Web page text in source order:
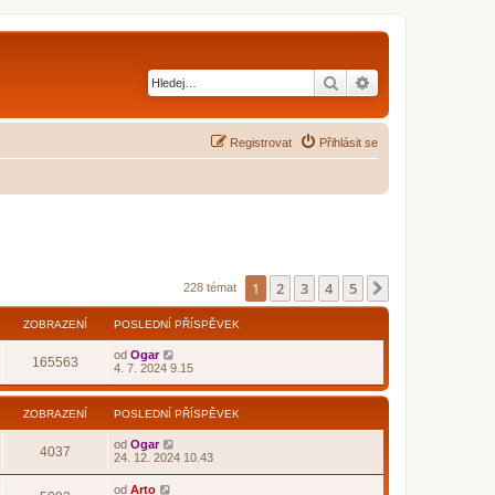
Hledat
Přihlásit se
Registrovat
228 témat 1 2 3 4 5
ZOBRAZENÍ POSLEDNÍ PŘÍSPĚVEK
165563 od Ogar
4. 7. 2024 9.15
ZOBRAZENÍ POSLEDNÍ PŘÍSPĚVEK
4037 od Ogar
24. 12. 2024 10.43
od Arto